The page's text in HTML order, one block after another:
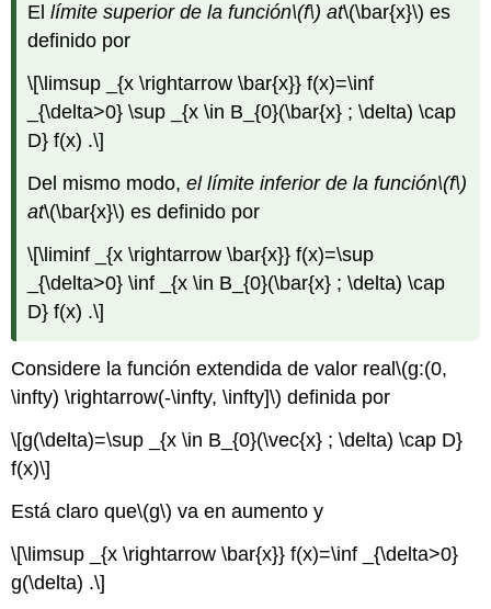
Ellímite superior de la función\(f\) at\(\bar{x}\) es
definido por
\[\limsup _{x \rightarrow \bar{x}} f(x)=\inf
_{\delta>0} \sup _{x \in B_{0}(\bar{x} ; \delta) \cap
D} f(x) .\]
Del mismo modo,el límite inferior de la función\(f\)
at\(\bar{x}\) es definido por
\[\liminf _{x \rightarrow \bar{x}} f(x)=\sup
_{\delta>0} \inf _{x \in B_{0}(\bar{x} ; \delta) \cap
D} f(x) .\]
Considere la función extendida de valor real\(g:(0,
\infty) \rightarrow(-\infty, \infty]\) definida por
\[g(\delta)=\sup _{x \in B_{0}(\vec{x} ; \delta) \cap D}
f(x)\]
Está claro que\(g\) va en aumento y
\[\limsup _{x \rightarrow \bar{x}} f(x)=\inf _{\delta>0}
g(\delta) .\]